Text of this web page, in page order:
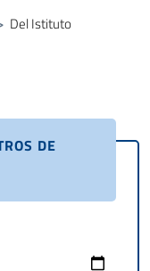
Del Istituto
DE